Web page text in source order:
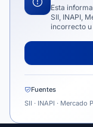
Esta
SII, INAPI,
incorrecto u
Fuentes
SII · INAPI · Mercado